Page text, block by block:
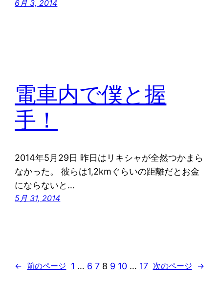
6月 3, 2014
電車内で僕と握
手！
2014年5月29日 昨日はリキシャが全然つかまら
なかった。 彼らは1,2kmぐらいの距離だとお金
にならないと…
5月 31, 2014
← 前のページ 1 … 6 7 8 9 10 … 17 次のページ →